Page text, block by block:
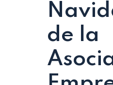
de la